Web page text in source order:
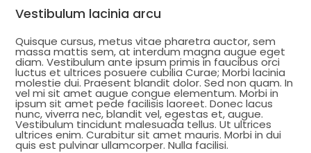
Vestibulum lacinia arcu
Quisque cursus, metus vitae pharetra auctor, sem
massa mattis sem, at interdum magna augue eget
diam. Vestibulum ante ipsum primis in faucibus orci
luctus et ultrices posuere cubilia Curae; Morbi lacinia
molestie dui. Praesent blandit dolor. Sed non quam. In
vel mi sit amet augue congue elementum. Morbi in
ipsum sit amet pede facilisis laoreet. Donec lacus
nunc, viverra nec, blandit vel, egestas et, augue.
Vestibulum tincidunt malesuada tellus. Ut ultrices
ultrices enim. Curabitur sit amet mauris. Morbi in dui
quis est pulvinar ullamcorper. Nulla facilisi.